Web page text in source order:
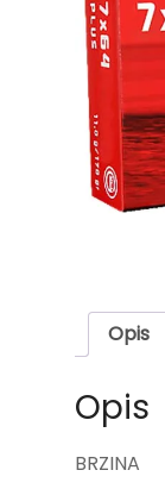
Opis
Opis
BRZINA